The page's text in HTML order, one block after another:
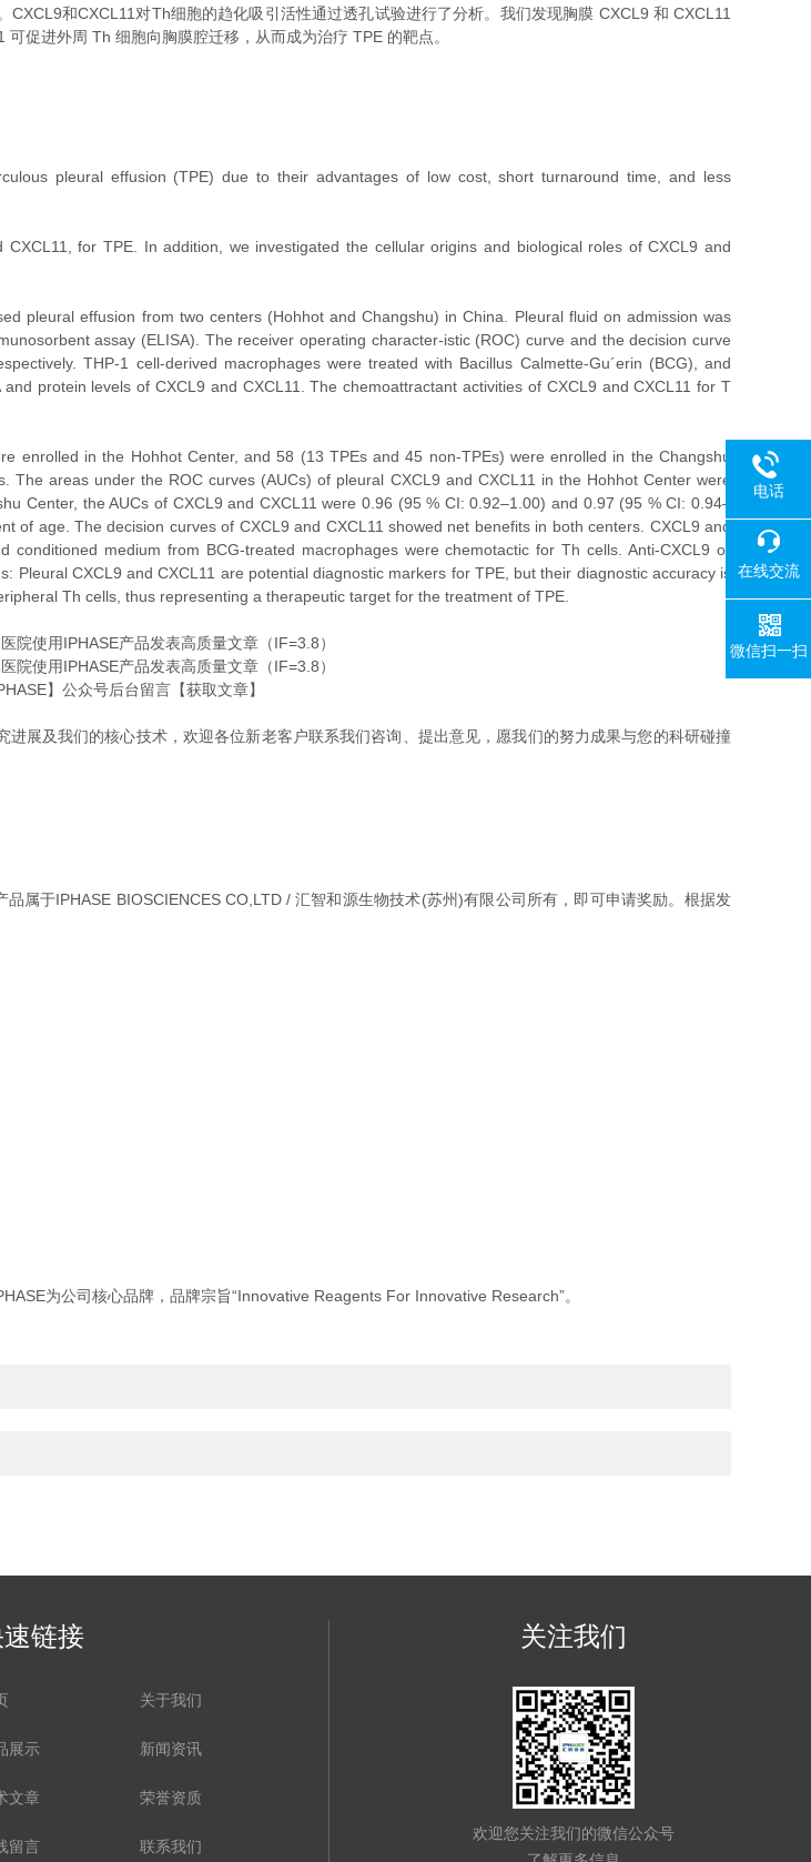
和CXCL11对Th细胞的趋化吸引活性通过透孔试验进行了分析。我们发现胸膜 CXCL9 和 CXCL11
促进外周 Th 细胞向胸膜腔迁移，从而成为治疗 TPE 的靶点。
pleural effusion (TPE) due to their advantages of low cost, short turnaround time, and less
for TPE. In addition, we investigated the cellular origins and biological roles of CXCL9 and
effusion from two centers (Hohhot and Changshu) in China. Pleural fluid on admission was
assay (ELISA). The receiver operating character-istic (ROC) curve and the decision curve
THP-1 cell-derived macrophages were treated with Bacillus Calmette-Gu´erin (BCG), and
protein levels of CXCL9 and CXCL11. The chemoattractant activities of CXCL9 and CXCL11 for T
in the Hohhot Center, and 58 (13 TPEs and 45 non-TPEs) were enrolled in the Changshu
areas under the ROC curves (AUCs) of pleural CXCL9 and CXCL11 in the Hohhot Center were
Center, the AUCs of CXCL9 and CXCL11 were 0.96 (95 % CI: 0.92–1.00) and 0.97 (95 % CI: 0.94–
of age. The decision curves of CXCL9 and CXCL11 showed net benefits in both centers. CXCL9 and
medium from BCG-treated macrophages were chemotactic for Th cells. Anti-CXCL9 or
CXCL9 and CXCL11 are potential diagnostic markers for TPE, but their diagnostic accuracy is
Th cells, thus representing a therapeutic target for the treatment of TPE.
】公众号后台留言【获取文章】
及我们的核心技术，欢迎各位新老客户联系我们咨询、提出意见，愿我们的努力成果与您的科研碰撞
于IPHASE BIOSCIENCES CO,LTD / 汇智和源生物技术(苏州)有限公司所有，即可申请奖励。根据发
为公司核心品牌，品牌宗旨“Innovative Reagents For Innovative Research”。
链接
关于我们
展示 新闻资讯
文章 荣誉资质
留言 联系我们
关注我们
欢迎您关注我们的微信公众号
电话
在线交流
微信扫一扫